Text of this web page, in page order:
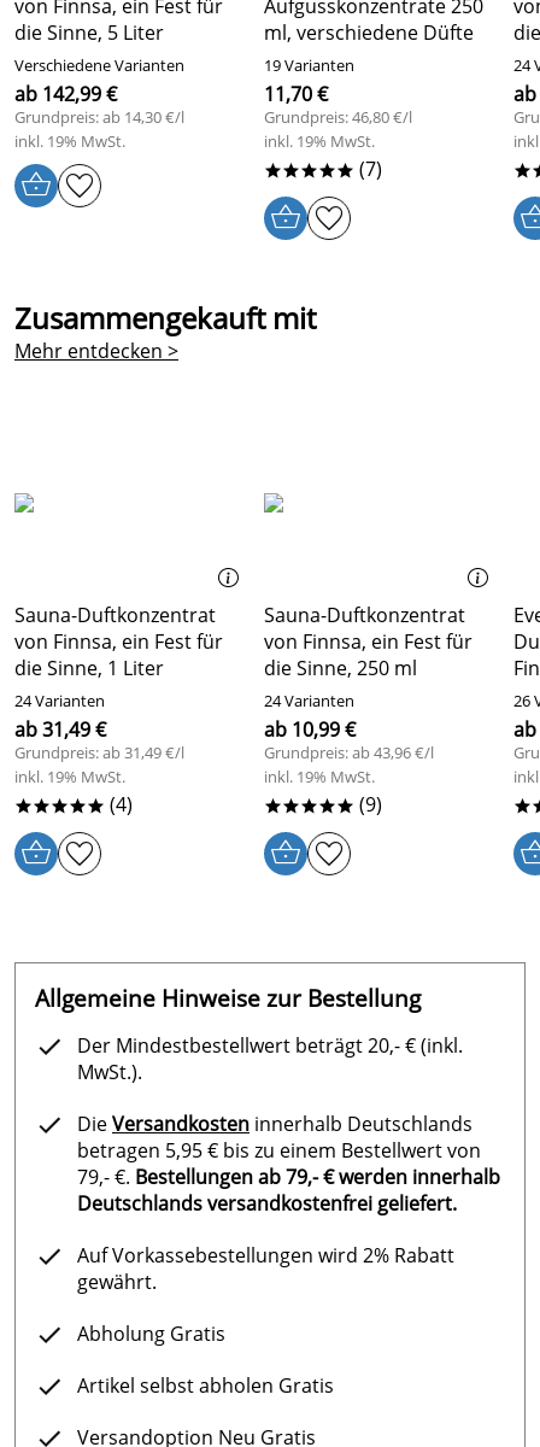
von Finnsa, ein Fest für
die Sinne, 5 Liter
Verschiedene Varianten
ab 142,99 €
Grundpreis: ab 14,30 €/l
inkl. 19% MwSt.
Aufgusskonzentrate 250
ml, verschiedene Düfte
19 Varianten
11,70 €
Grundpreis: 46,80 €/l
inkl. 19% MwSt.
***** (7)
24
ab
Zusammengekauft mit
Mehr entdecken >
Sauna-Duftkonzentrat
von Finnsa, ein Fest für
die Sinne, 1 Liter
24 Varianten
ab 31,49 €
Grundpreis: ab 31,49 €/l
inkl. 19% MwSt.
***** (4)
Sauna-Duftkonzentrat
von Finnsa, ein Fest für
die Sinne, 250 ml
24 Varianten
ab 10,99 €
Grundpreis: ab 43,96 €/l
inkl. 19% MwSt.
***** (9)
26
ab
Allgemeine Hinweise zur Bestellung
Der Mindestbestellwert beträgt 20,- € (inkl.
MwSt.).
DieVersandkosten innerhalb Deutschlands
betragen 5,95 € bis zu einem Bestellwert von
79,- €. Bestellungen ab 79,- € werden innerhalb
Deutschlands versandkostenfrei geliefert.
Auf Vorkassebestellungen wird 2% Rabatt
gewährt.
Abholung Gratis
Artikel selbst abholen Gratis
Versandoption Neu Gratis